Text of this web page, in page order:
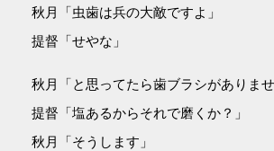
秋月「虫歯は兵の大敵ですよ」
提督「せやな」
秋月「と思ってたら歯ブラシがありませ
提督「塩あるからそれで磨くか？」
秋月「そうします」